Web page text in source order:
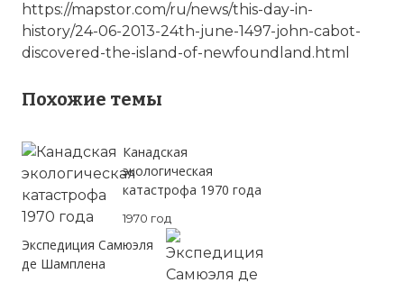
https://mapstor.com/ru/news/this-day-in-
history/24-06-2013-24th-june-1497-john-cabot-
discovered-the-island-of-newfoundland.html
Похожие темы
Канадская
экологическая
катастрофа 1970 года
1970 год
Экспедиция Самюэля
де Шамплена